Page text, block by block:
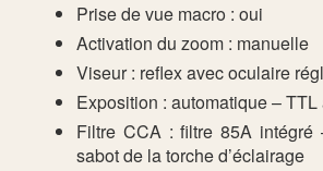
Prise de vue macro : oui
Activation du zoom : manuelle
Viseur : reflex avec oculaire
Exposition : automatique –
Filtre CCA : filtre 85A
sabot de la torche d’éclairage